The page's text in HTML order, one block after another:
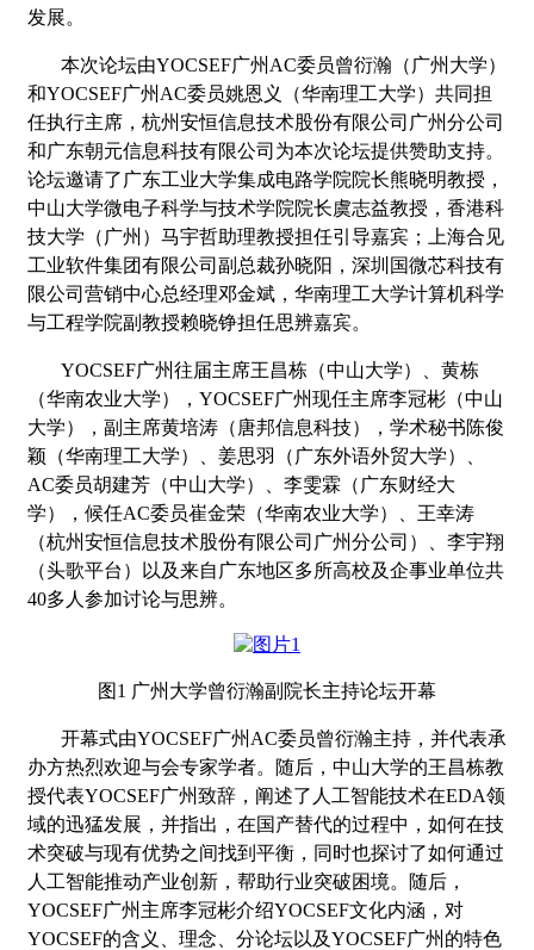
发展。
本次论坛由YOCSEF广州AC委员曾衍瀚（广州大学）
和YOCSEF广州AC委员姚恩义（华南理工大学）共同担
任执行主席，杭州安恒信息技术股份有限公司广州分公司
和广东朝元信息科技有限公司为本次论坛提供赞助支持。
论坛邀请了广东工业大学集成电路学院院长熊晓明教授，
中山大学微电子科学与技术学院院长虞志益教授，香港科
技大学（广州）马宇哲助理教授担任引导嘉宾；上海合见
工业软件集团有限公司副总裁孙晓阳，深圳国微芯科技有
限公司营销中心总经理邓金斌，华南理工大学计算机科学
与工程学院副教授赖晓铮担任思辨嘉宾。
YOCSEF广州往届主席王昌栋（中山大学）、黄栋
（华南农业大学），YOCSEF广州现任主席李冠彬（中山
大学），副主席黄培涛（唐邦信息科技），学术秘书陈俊
颖（华南理工大学）、姜思羽（广东外语外贸大学）、
AC委员胡建芳（中山大学）、李雯霖（广东财经大
学），候任AC委员崔金荣（华南农业大学）、王幸涛
（杭州安恒信息技术股份有限公司广州分公司）、李宇翔
（头歌平台）以及来自广东地区多所高校及企事业单位共
40多人参加讨论与思辨。
图1 广州大学曾衍瀚副院长主持论坛开幕
开幕式由YOCSEF广州AC委员曾衍瀚主持， 并代表承
办方热烈欢迎与会专家学者。随后，中山大学的王昌栋教
授代表YOCSEF广州致辞，阐述了人工智能技术在EDA领
域的迅猛发展，并指出，在国产替代的过程中，如何在技
术突破与现有优势之间找到平衡，同时也探讨了如何通过
人工智能推动产业创新，帮助行业突破困境。随后，
YOCSEF广州主席李冠彬介绍YOCSEF文化内涵，对
YOCSEF的含义、理念、分论坛以及YOCSEF广州的特色